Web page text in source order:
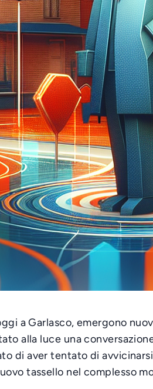
a Garlasco, emergono
alla luce una
di aver tentato di
tassello nel complesso